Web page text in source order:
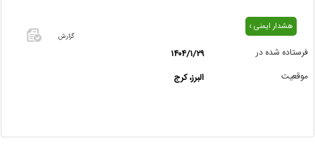
هشدار ایمنی ›
گزارش
فرستاده شده در
۱۴۰۴/۱/۲۹
موقعیت
البرز، کرج